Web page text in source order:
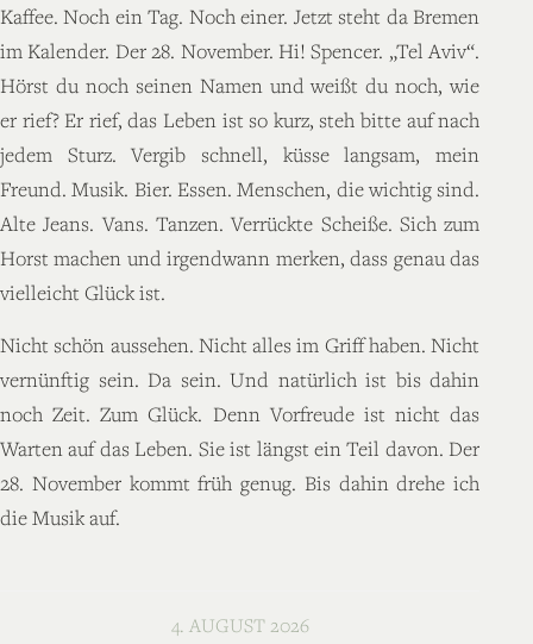
Kaffee. Noch ein Tag. Noch einer. Jetzt steht da Bremen
im Kalender. Der 28. November. Hi! Spencer. „Tel Aviv“.
Hörst du noch seinen Namen und weißt du noch, wie
er rief? Er rief, das Leben ist so kurz, steh bitte auf nach
jedem Sturz. Vergib schnell, küsse langsam, mein
Freund. Musik. Bier. Essen. Menschen, die wichtig sind.
Alte Jeans. Vans. Tanzen. Verrückte Scheiße. Sich zum
Horst machen und irgendwann merken, dass genau das
vielleicht Glück ist.
Nicht schön aussehen. Nicht alles im Griff haben. Nicht
vernünftig sein. Da sein. Und natürlich ist bis dahin
noch Zeit. Zum Glück. Denn Vorfreude ist nicht das
Warten auf das Leben. Sie ist längst ein Teil davon. Der
28. November kommt früh genug. Bis dahin drehe ich
die Musik auf.
4. AUGUST 2026